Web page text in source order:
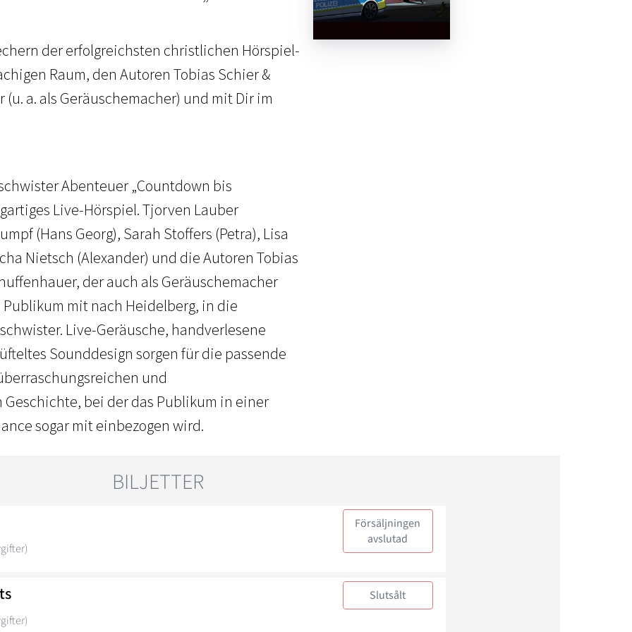
der erfolgreichsten christlichen Hörspiel-
Raum, den Autoren Tobias Schier &
a. als Geräuschemacher) und mit Dir im
Abenteuer „Countdown bis
Live-Hörspiel. Tjorven Lauber
(Hans Georg), Sarah Stoffers (Petra), Lisa
Nietsch (Alexander) und die Autoren Tobias
der auch als Geräuschemacher
mit nach Heidelberg, in die
Live-Geräusche, handverlesene
Sounddesign sorgen für die passende
und
bei der das Publikum in einer
sogar mit einbezogen wird.